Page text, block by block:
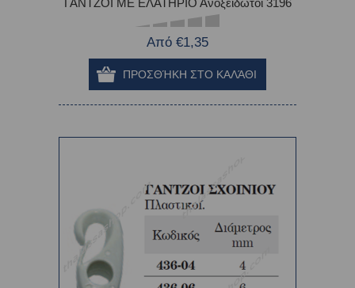
ΓΑΝΤΖΟΙ ΜΕ ΕΛΑΤΗΡΙΟ Ανοξείδωτοι 3196
Από €1,35